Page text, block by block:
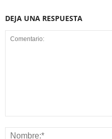
DEJA UNA RESPUESTA